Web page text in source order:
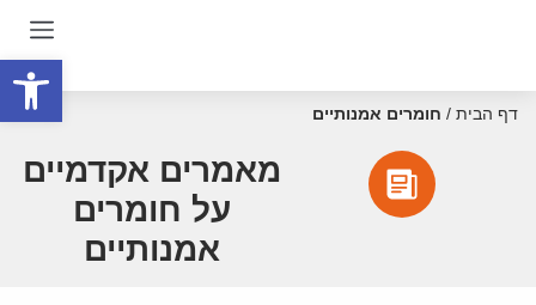
פתח
דף הבית / חומרים אמנותיים
מאמרים אקדמיים
על חומרים
אמנותיים